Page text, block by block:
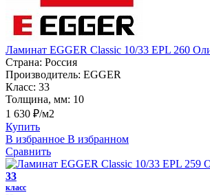
Ламинат EGGER Classic 10/33 EPL 260
Страна: Россия
Производитель: EGGER
Класс: 33
Толщина, мм: 10
1 630 ₽/м2
Купить
В избранное В избранном
Сравнить
33
класс